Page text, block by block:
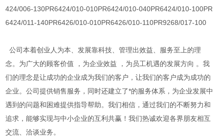
424/006-130PR6424/010-010PR6424/010-040PR6424/010-100PR
6424/011-140PR6426/010-010PR6426/010-110PR9268/017-100
公司本着创业人为本、发展靠科技、管理出效益、服务至上的理
念。为广大的顾客价值 ，为企业效益 ，为员工机遇的发展方向 。我
们的理念是让成功的企业成为我们的客户，让我们的客户成为成功的
企业。公司提供销售服务，同时还建立了*的服务体系，为企业发展中
遇到的问题和困难提供指导帮助。我们相信，通过我们的不断努力和
追求，能够实现与中小企业的互利共赢！我们热诚欢迎各界朋友相互
交流、洽谈业务。